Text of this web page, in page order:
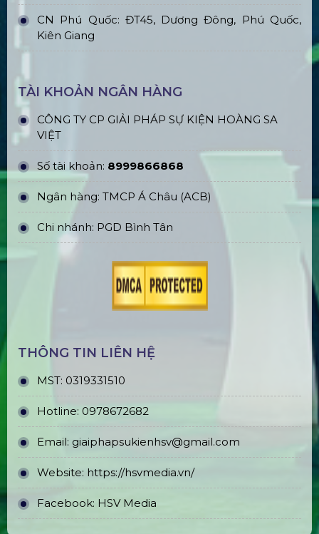
CN Phú Quốc: ĐT45, Dương Đông, Phú Quốc,
Kiên Giang
TÀI KHOẢN NGÂN HÀNG
CÔNG TY CP GIẢI PHÁP SỰ KIỆN HOÀNG SA
VIỆT
Số tài khoản: 8999866868
Ngân hàng: TMCP Á Châu (ACB)
Chi nhánh: PGD Bình Tân
THÔNG TIN LIÊN HỆ
MST: 0319331510
Hotline: 0978672682
Email: giaiphapsukienhsv@gmail.com
Website: https://hsvmedia.vn/
Facebook: HSV Media